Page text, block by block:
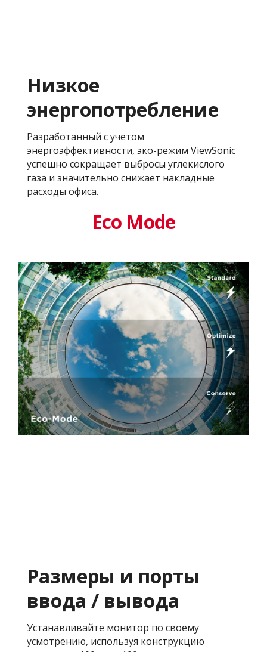
Низкое
энергопотребление
Разработанный с учетом
энергоэффективности, эко-режим ViewSonic
успешно сокращает выбросы углекислого
газа и значительно снижает накладные
расходы офиса.
Eco Mode
Размеры и порты
ввода / вывода
Устанавливайте монитор по своему
усмотрению, используя конструкцию